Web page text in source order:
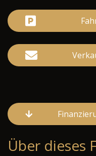
Über dieses